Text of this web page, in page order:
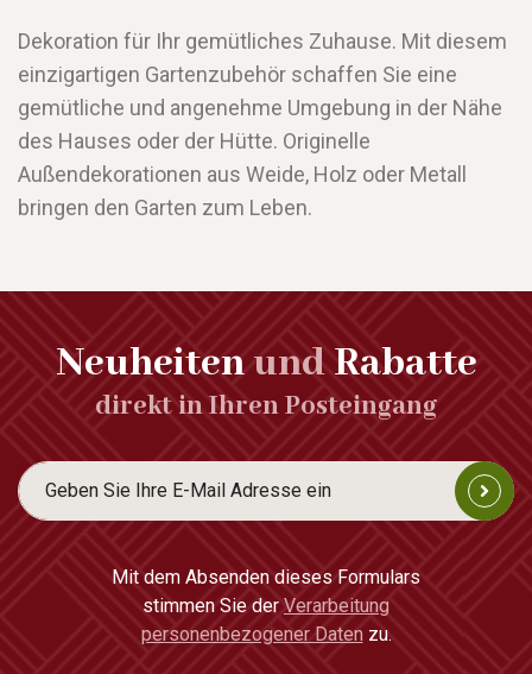
Dekoration für Ihr gemütliches Zuhause. Mit diesem
einzigartigen Gartenzubehör schaffen Sie eine
gemütliche und angenehme Umgebung in der Nähe
des Hauses oder der Hütte. Originelle
Außendekorationen aus Weide, Holz oder Metall
bringen den Garten zum Leben.
NeuheitenundRabatte
direkt in Ihren Posteingang
Mit dem Absenden dieses Formulars
stimmen Sie der Verarbeitung
personenbezogener Daten zu.